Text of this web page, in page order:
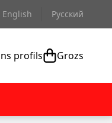
English Русский
profils Grozs